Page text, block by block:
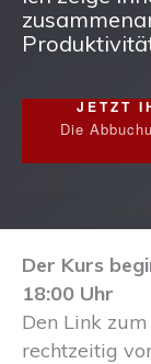
JETZT
Die
Der Kurs
18:00 Uhr
Den Link
rechtzeitig